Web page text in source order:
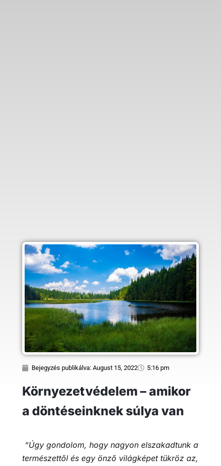
Bejegyzés publikálva:August 15, 2022 5:16 pm
Környezetvédelem – amikor
a döntéseinknek súlya van
“Úgy gondolom, hogy nagyon elszakadtunk a
természettől és egy önző világképet tükröz az,